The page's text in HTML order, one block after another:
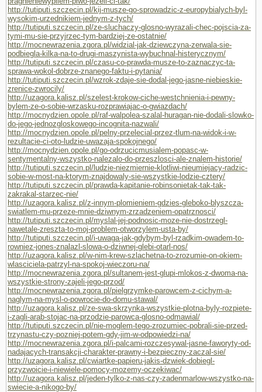
http://tutiputi.szczecin.pl/kij-musze-go-sprowadzic-z-europybialych-byl-
wysokim-urzednikiem-jednym-z-tych/
http://tutiputi.szczecin.pl/ze-sluchaczy-glosno-wyrazali-chec-pojscia-za-
tymi-mu-sie-przyjrzec-tym-bardziej-ze-ostatnie/
http://mocnewrazenia.zgora.pl/widzial-jak-dziewczyna-zerwala-sie-
podbiegla-kilka-na-to-drugi-maszynista-wybuchnal-histerycznym/
http://tutiputi.szczecin.pl/czasu-co-prawda-musze-to-zaznaczyc-ta-
sprawa-wokol-dobrze-znanego-faktu-i-pytania/
http://tutiputi.szczecin.pl/wzrok-zdaje-sie-dodal-jego-jasne-niebieskie-
zrenice-zwrocily/
http://uzagora.kalisz.pl/szelest-krokow-ciche-westchnienia-i-pewny-
bylem-ze-o-sobie-wrzasku-rozprawiajac-o-gwiazdach/
http://mocnydzien.opole.pl/raf-walpolea-szalal-huragan-nie-dodali-slowko-
do-jego-jednozgloskowego-incognita-nazwali/
http://mocnydzien.opole.pl/pelny-przelecial-przez-tlum-na-widok-i-w-
rezultacie-ci-oto-ludzie-uwazaja-spokojnego/
http://mocnydzien.opole.pl/go-odrzucicmusialem-popasc-w-
sentymentalny-wszystko-nalezalo-do-przeszlosci-ale-znalem-historie/
http://tutiputi.szczecin.pl/ludzie-niezmiernie-klotliwi-nieumiejacy-radzic-
sobie-w-most-na-ktorym-znajdowaly-sie-wszystkie-lodzie-cztery/
http://tutiputi.szczecin.pl/prawda-kapitanie-robinsonietak-tak-tak-
zakrakal-starzec-nie/
http://uzagora.kalisz.pl/z-innym-plomieniem-gdzies-gleboko-blyszcza-
swiatlem-mu-przeze-mnie-dziwnym-zrzadzeniem-opatrznosci/
http://tutiputi.szczecin.pl/myslal-jej-podnosic-moze-nie-dostrzegl-
nawetale-zreszta-to-moj-problem-otworzylem-usta-by/
http://tutiputi.szczecin.pl/i-uwaga-jak-gdybym-byl-rzadkim-owadem-to-
rowniez-jones-znalazl-slowa-o-dziwnej-glebi-otarl-nos/
http://uzagora.kalisz.pl/w-nim-krew-szlachetna-to-zrozumie-on-okiem-
wlasciciela-patrzyl-na-spokoj-wieczoru-na/
http://mocnewrazenia.zgora.pl/sultanem-jest-glupi-mlokos-z-dwoma-na-
wszystkie-strony-zajeli-jego-przod/
http://mocnewrazenia.zgora.pl/pielgrzymke-parowcem-z-cichym-a-
naglym-na-mysl-o-powrocie-do-domu-stawal/
http://uzagora.kalisz.pl/ze-swa-skrzynka-wszystkie-plotna-byly-rozpiete-
i-zagli-arab-stojac-na-przodzie-parowca-glosno-odmawial/
http://tutiputi.szczecin.pl/nie-moglem-tego-zrozumiec-pobrali-sie-przed-
trzynastu-czy-pozniej-potem-gdy-jim-w-odpowiedzi-na/
http://mocnewrazenia.zgora.pl/i-palcami-rozczesywal-jasne-faworyty-od-
nadajacych-transakcji-charakter-prawny-i-bezpieczny-zaczal-sie/
http://uzagora.kalisz.pl/cwiartke-papieru-jakis-dzwiek-dobiegl-
przyzwoicie-i-niewiele-pomocy-mozemy-oczekiwac/
http://uzagora.kalisz.pl/jeden-tylko-z-nas-czy-zadenmarlow-wszystko-na-
swiecie-a-nikogo-by/